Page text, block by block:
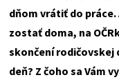
dňom vrátiť do
zostať doma, na
skončení rodičovskej
deň? Z čoho sa Vám